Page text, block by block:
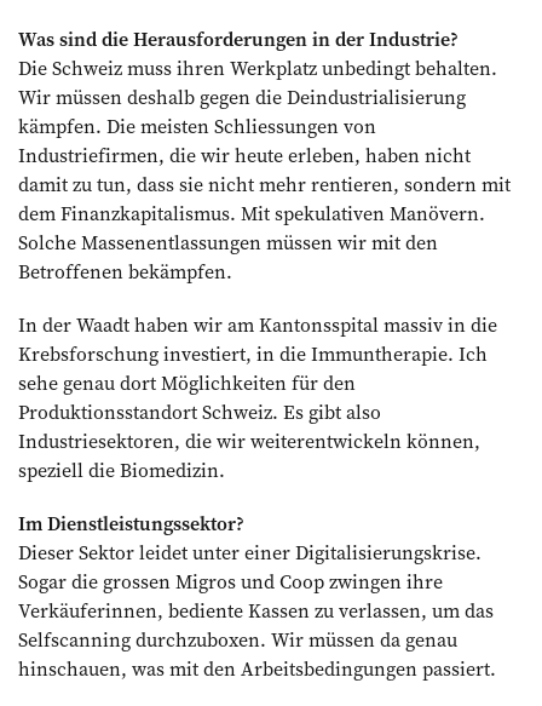
Was sind die Herausforderungen in der Industrie?
Die Schweiz muss ihren Werkplatz unbedingt behalten.
Wir müssen deshalb gegen die Deindustrialisierung
kämpfen. Die meisten Schliessungen von
Industriefirmen, die wir heute erleben, haben nicht
damit zu tun, dass sie nicht mehr rentieren, sondern mit
dem Finanzkapitalismus. Mit spekulativen Manövern.
Solche Massenentlassungen müssen wir mit den
Betroffenen bekämpfen.
In der Waadt haben wir am Kantonsspital massiv in die
Krebsforschung investiert, in die Immuntherapie. Ich
sehe genau dort Möglichkeiten für den
Produktionsstandort Schweiz. Es gibt also
Industriesektoren, die wir weiterentwickeln können,
speziell die Biomedizin.
Im Dienstleistungssektor?
Dieser Sektor leidet unter einer Digitalisierungskrise.
Sogar die grossen Migros und Coop zwingen ihre
Verkäuferinnen, bediente Kassen zu verlassen, um das
Selfscanning durchzuboxen. Wir müssen da genau
hinschauen, was mit den Arbeitsbedingungen passiert.